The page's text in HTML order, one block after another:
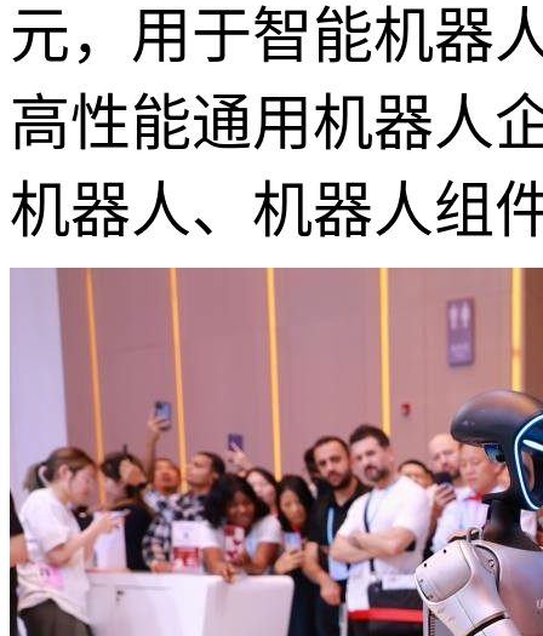
元，用于智能机器
高性能通用机器人
机器人、机器人组